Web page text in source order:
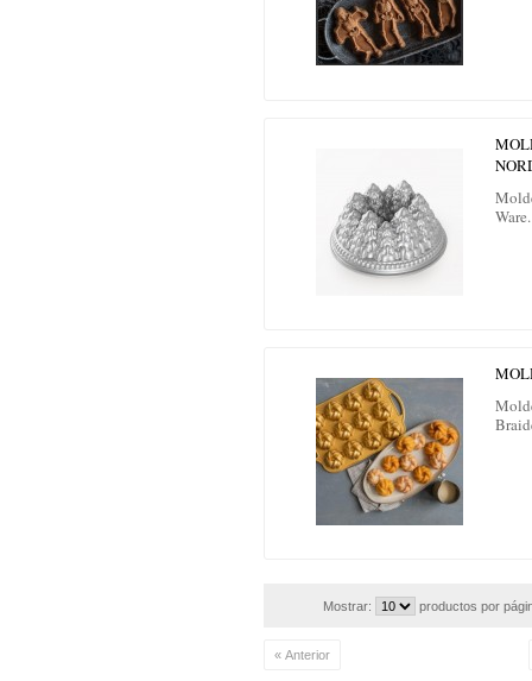
Ware.
Mostrar: productos por
« Anterior